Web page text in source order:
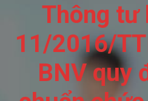
Thông tư
11/2016/
BNV quy